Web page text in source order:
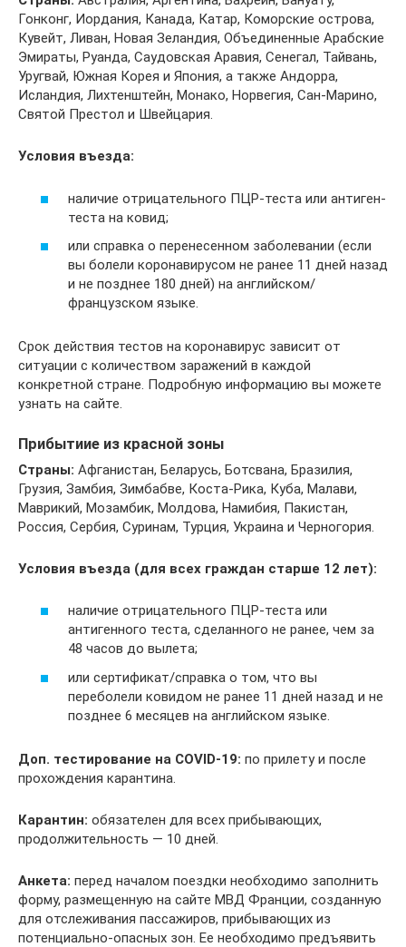
Гонконг, Иордания, Канада, Катар, Коморские острова,
Кувейт, Ливан, Новая Зеландия, Объединенные Арабские
Эмираты, Руанда, Саудовская Аравия, Сенегал, Тайвань,
Уругвай, Южная Корея и Япония, а также Андорра,
Исландия, Лихтенштейн, Монако, Норвегия, Сан-Марино,
Святой Престол и Швейцария.
Условия въезда:
наличие отрицательного ПЦР-теста или антиген-
теста на ковид;
или справка о перенесенном заболевании (если
вы болели коронавирусом не ранее 11 дней назад
и не позднее 180 дней) на английском/
французском языке.
Cрок действия тестов на коронавирус зависит от
ситуации с количеством заражений в каждой
конкретной стране. Подробную информацию вы можете
узнать на сайте.
Прибытиие из красной зоны
Страны: Афганистан, Беларусь, Ботсвана, Бразилия,
Грузия, Замбия, Зимбабве, Коста-Рика, Куба, Малави,
Маврикий, Мозамбик, Молдова, Намибия, Пакистан,
Россия, Сербия, Суринам, Турция, Украина и Черногория.
Условия въезда (для всех граждан старше 12 лет):
наличие отрицательного ПЦР-теста или
антигенного теста, сделанного не ранее, чем за
48 часов до вылета;
или сертификат/справка о том, что вы
переболели ковидом не ранее 11 дней назад и не
позднее 6 месяцев на английском языке.
Доп. тестирование на COVID-19: по прилету и после
прохождения карантина.
Карантин: обязателен для всех прибывающих,
продолжительность — 10 дней.
Анкета: перед началом поездки необходимо заполнить
форму, размещенную на сайте МВД Франции, созданную
для отслеживания пассажиров, прибывающих из
потенциально-опасных зон. Ее необходимо предъявить